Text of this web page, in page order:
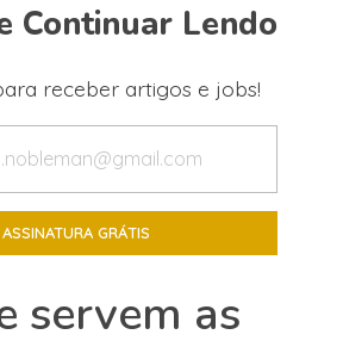
Continuar Lendo
receber artigos e jobs!
servem as